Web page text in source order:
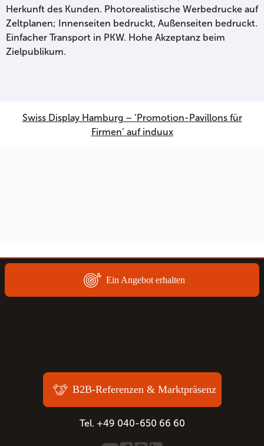
Herkunft des Kunden. Photorealistische Werbedrucke auf
Zeltplanen; Innenseiten bedruckt, Außenseiten bedruckt.
Einfacher Transport in PKW. Hohe Akzeptanz beim
Zielpublikum.
Swiss Display Hamburg – ‘Promotion-Pavillons für
Firmen’ auf induux
Ein Angebot erhalten
B2B-Referenzen & Marktpräsenz
Tel. +49 040-650 66 60